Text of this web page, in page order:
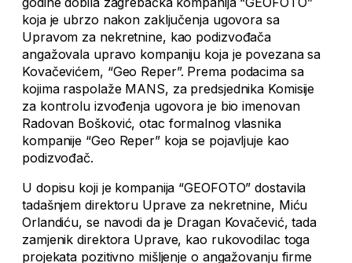
koja je ubrzo nakon zaključenja ugovora sa
Upravom za nekretnine, kao podizvođača
angažovala upravo kompaniju koja je povezana sa
Kovačevićem, “Geo Reper”. Prema podacima sa
kojima raspolaže MANS, za predsjednika Komisije
za kontrolu izvođenja ugovora je bio imenovan
Radovan Bošković, otac formalnog vlasnika
kompanije “Geo Reper” koja se pojavljuje kao
podizvođač.
U dopisu koji je kompanija “GEOFOTO” dostavila
tadašnjem direktoru Uprave za nekretnine, Miću
Orlandiću, se navodi da je Dragan Kovačević, tada
zamjenik direktora Uprave, kao rukovodilac toga
projekata pozitivno mišljenje o angažovanju firme